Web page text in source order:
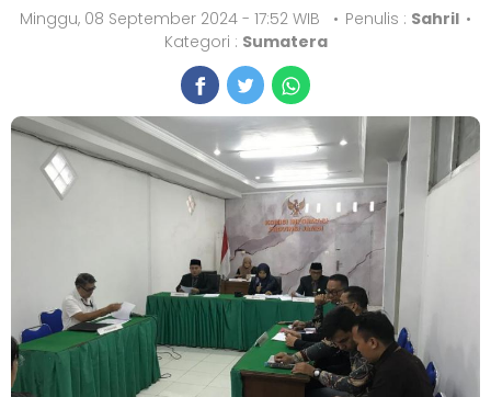
Minggu, 08 September 2024 - 17:52 WIB • Penulis : Sahril •
Kategori : Sumatera